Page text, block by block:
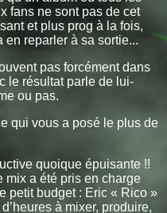
fans ne sont pas de cet
et plus prog à la fois,
en reparler à sa sortie...
pas forcément dans
le résultat parle de lui-
ou pas.
qui vous a posé le plus de
quoique épuisante !!
mix a été pris en charge
petit budget : Eric « Rico »
à mixer, produire,